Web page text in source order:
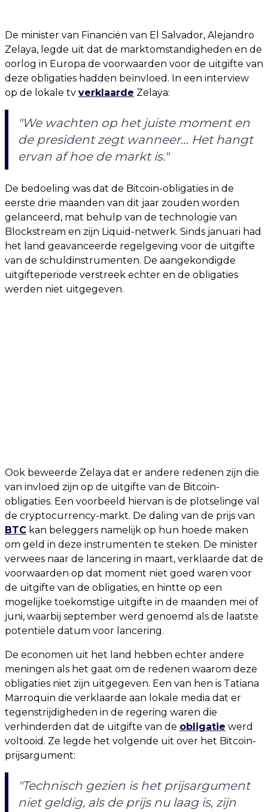
De minister van Financiën van El Salvador, Alejandro
Zelaya, legde uit dat de marktomstandigheden en de
oorlog in Europa de voorwaarden voor de uitgifte van
deze obligaties hadden beïnvloed. In een interview
op de lokale tv verklaarde Zelaya:
"We wachten op het juiste moment en
de president zegt wanneer… Het hangt
ervan af hoe de markt is."
De bedoeling was dat de Bitcoin-obligaties in de
eerste drie maanden van dit jaar zouden worden
gelanceerd, mat behulp van de technologie van
Blockstream en zijn Liquid-netwerk. Sinds januari had
het land geavanceerde regelgeving voor de uitgifte
van de schuldinstrumenten. De aangekondigde
uitgifteperiode verstreek echter en de obligaties
werden niet uitgegeven.
Ook beweerde Zelaya dat er andere redenen zijn die
van invloed zijn op de uitgifte van de Bitcoin-
obligaties. Een voorbeeld hiervan is de plotselinge val
de cryptocurrency-markt. De daling van de prijs van
BTC kan beleggers namelijk op hun hoede maken
om geld in deze instrumenten te steken. De minister
verwees naar de lancering in maart, verklaarde dat de
voorwaarden op dat moment niet goed waren voor
de uitgifte van de obligaties, en hintte op een
mogelijke toekomstige uitgifte in de maanden mei of
juni, waarbij september werd genoemd als de laatste
potentiële datum voor lancering.
De economen uit het land hebben echter andere
meningen als het gaat om de redenen waarom deze
obligaties niet zijn uitgegeven. Een van hen is Tatiana
Marroquin die verklaarde aan lokale media dat er
tegenstrijdigheden in de regering waren die
verhinderden dat de uitgifte van de obligatie werd
voltooid. Ze legde het volgende uit over het Bitcoin-
prijsargument:
"Technisch gezien is het prijsargument
niet geldig, als de prijs nu laag is, zijn